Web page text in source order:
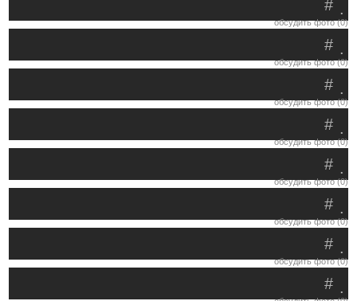
.
#
обсудить фото (0)
.
#
обсудить фото (0)
.
#
обсудить фото (0)
.
#
обсудить фото (0)
.
#
обсудить фото (0)
.
#
обсудить фото (0)
.
#
обсудить фото (0)
.
#